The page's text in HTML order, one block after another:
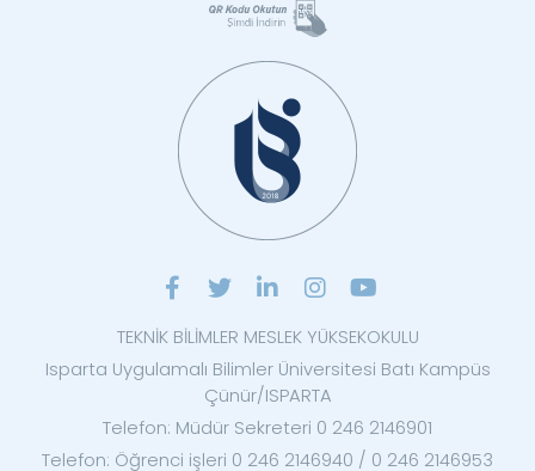
TEKNİK BİLİMLER MESLEK YÜKSEKOKULU
Isparta Uygulamalı Bilimler Üniversitesi Batı Kampüs
Çünür/ISPARTA
Telefon: Müdür Sekreteri 0 246 2146901
Telefon: Öğrenci işleri 0 246 2146940 / 0 246 2146953